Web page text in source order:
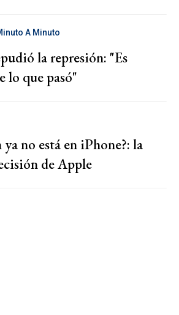
A Minuto
la represión: "Es
lo que pasó"
ya no está en iPhone?: la
de Apple